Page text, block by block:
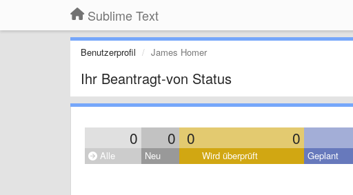
Sublime Text
Benutzerprofil James Homer
Ihr Beantragt-von Status
0 0 0 0
Alle Neu Wird überprüft Geplant